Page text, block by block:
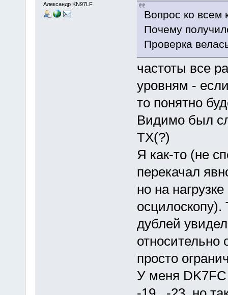
Александр KN97LF
Вопрос ко всем
Почему
Проверка
частоты все
уровням -
то понятно
Видимо был
TX(?)
Я как-то (не
перекачал
но на
осцилоскопу).
дублей
относительно
просто
У меня